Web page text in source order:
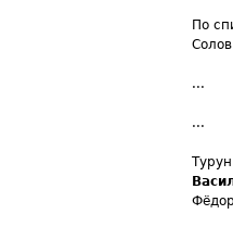
По
...
...